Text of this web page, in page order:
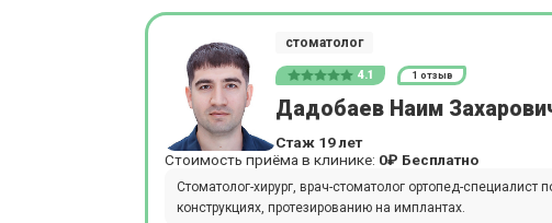
стоматолог
4.1 1 отзыв
Дадобаев Наим
Стаж 19 лет
Стоимость приёма в клинике: 0₽ Бесплатно
Стоматолог-хирург, врач-стоматолог ортопед-
конструкциях, протезированию на имплантах.